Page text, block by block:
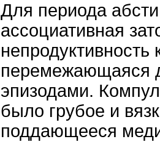
Для периода
ассоциативная
непродуктивность
перемежающаяся
эпизодами.
было грубое и
поддающееся